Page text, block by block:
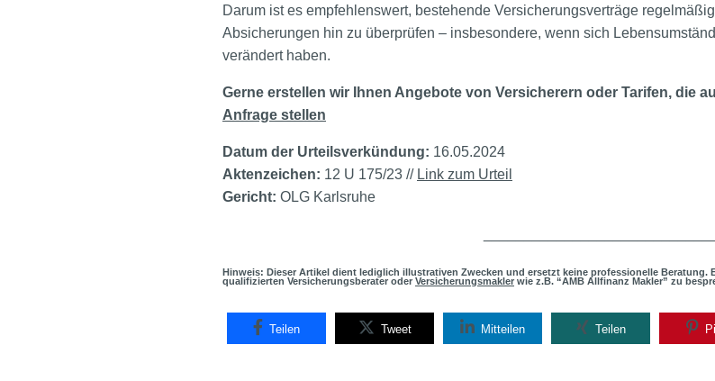
Darum ist es empfehlenswert, bestehende Versicherungsverträge
Absicherungen hin zu überprüfen – insbesondere, wenn sich
verändert haben.
Gerne erstellen wir Ihnen Angebote von Versicherern oder Tarifen, die
Anfrage stellen
Datum der Urteilsverkündung: 16.05.2024
Aktenzeichen: 12 U 175/23 // Link zum Urteil
Gericht: OLG Karlsruhe
Hinweis: Dieser Artikel dient lediglich illustrativen Zwecken und ersetzt keine professionelle
qualifizierten Versicherungsberater oder Versicherungsmakler wie z.B. “AMB Allfinanz Makler” zu
Teilen Tweet Mitteilen Teilen